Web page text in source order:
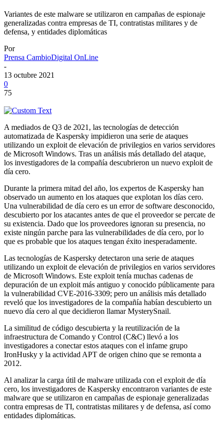
Variantes de este malware se utilizaron en campañas de espionaje
generalizadas contra empresas de TI, contratistas militares y de
defensa, y entidades diplomáticas
Por
Prensa CambioDigital OnLine
-
13 octubre 2021
0
75
A mediados de Q3 de 2021, las tecnologías de detección
automatizada de Kaspersky impidieron una serie de ataques
utilizando un exploit de elevación de privilegios en varios servidores
de Microsoft Windows. Tras un análisis más detallado del ataque,
los investigadores de la compañía descubrieron un nuevo exploit de
día cero.
Durante la primera mitad del año, los expertos de Kaspersky han
observado un aumento en los ataques que explotan los días cero.
Una vulnerabilidad de día cero es un error de software desconocido,
descubierto por los atacantes antes de que el proveedor se percate de
su existencia. Dado que los proveedores ignoran su presencia, no
existe ningún parche para las vulnerabilidades de día cero, por lo
que es probable que los ataques tengan éxito inesperadamente.
Las tecnologías de Kaspersky detectaron una serie de ataques
utilizando un exploit de elevación de privilegios en varios servidores
de Microsoft Windows. Este exploit tenía muchas cadenas de
depuración de un exploit más antiguo y conocido públicamente para
la vulnerabilidad CVE-2016-3309; pero un análisis más detallado
reveló que los investigadores de la compañía habían descubierto un
nuevo día cero al que decidieron llamar MysterySnail.
La similitud de código descubierta y la reutilización de la
infraestructura de Comando y Control (C&C) llevó a los
investigadores a conectar estos ataques con el infame grupo
IronHusky y la actividad APT de origen chino que se remonta a
2012.
Al analizar la carga útil de malware utilizada con el exploit de día
cero, los investigadores de Kaspersky encontraron variantes de este
malware que se utilizaron en campañas de espionaje generalizadas
contra empresas de TI, contratistas militares y de defensa, así como
entidades diplomáticas.